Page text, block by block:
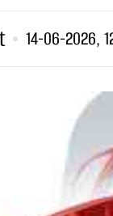
14-06-2026,